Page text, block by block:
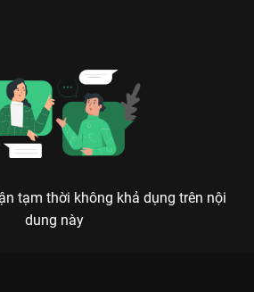
tạm thời không khả dụng trên nội
dung này